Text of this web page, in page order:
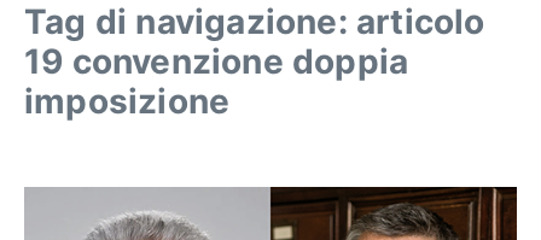
Tag di navigazione: articolo
19 convenzione doppia
imposizione